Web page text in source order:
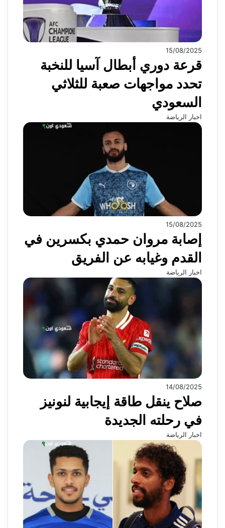
15/08/2025
قرعة دوري أبطال آسيا للنخبة
تحدد مواجهات صعبة للثلاثي
السعودي
اخبار الرياضة
15/08/2025
إصابة مروان حمدي بكسرين في
القدم وغيابه عن الفريق
اخبار الرياضة
14/08/2025
صلاح ينقل طاقة إيجابية لنونيز
في رحلته الجديدة
اخبار الرياضة